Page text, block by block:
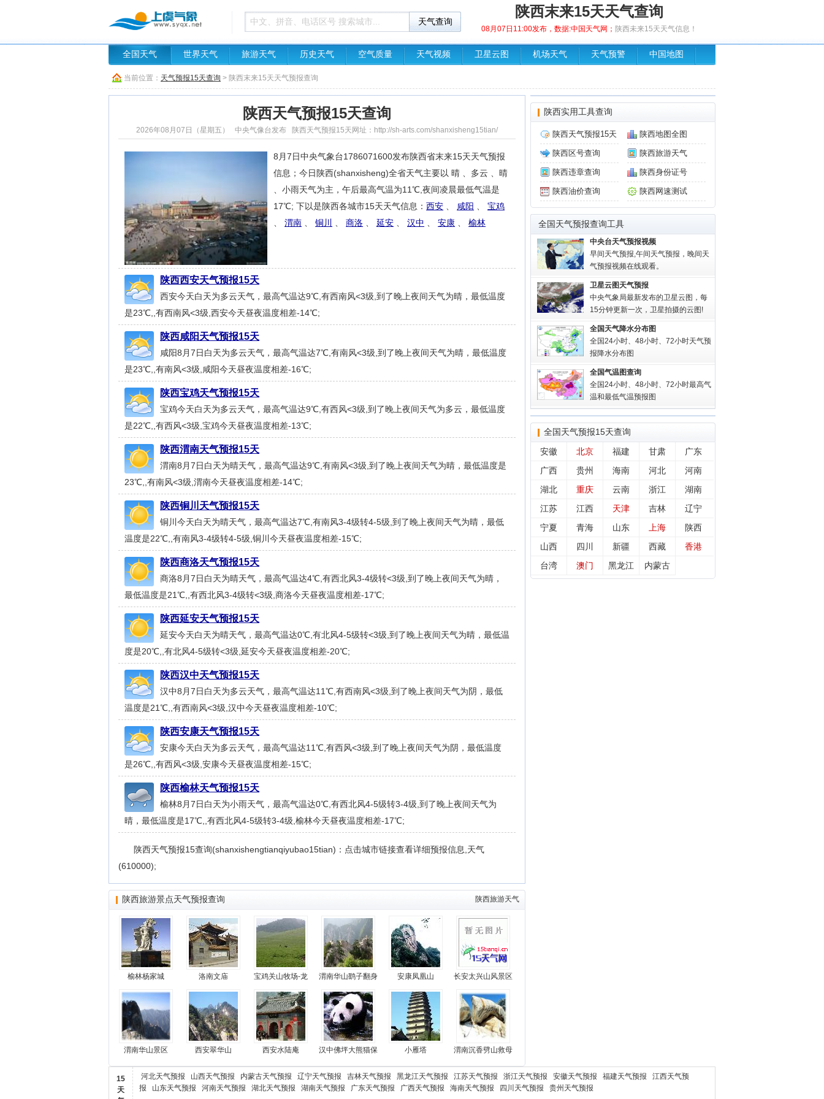
陕西末来15天天气查询
08月07日11:00发布，数据:中国天气网； 陕西未来15天天气信息！
全国天气 世界天气 旅游天气 历史天气 空气质量 天气视频 卫星云图 机场天气 天气预警 中国地图
当前位置： 天气预报15天查询 > 陕西末来15天天气预报查询
陕西天气预报15天查询
2026年08月07日（星期五） 中央气像台发布 陕西天气预报15天网址：http://sh-arts.com/shanxisheng15tian/
8月7日中央气象台1786071600发布陕西省末来15天天气预报
信息；今日陕西(shanxisheng)全省天气主要以 晴 、多云 、晴
、小雨天气为主，午后最高气温为11℃,夜间凌晨最低气温是
17℃; 下以是陕西各城市15天天气信息：西安 咸阳 、宝鸡
、渭南 、铜川 、商洛 、延安 、汉中 、安康 、榆林
陕西西安天气预报15天
西安今天白天为多云天气，最高气温达9℃,有西南风<3级,到了晚上夜间天气为晴，最低温度
是23℃,,有西南风<3级,西安今天昼夜温度相差-14℃;
陕西咸阳天气预报15天
咸阳8月7日白天为多云天气，最高气温达7℃,有南风<3级,到了晚上夜间天气为晴，最低温度
是23℃,,有南风<3级,咸阳今天昼夜温度相差-16℃;
陕西宝鸡天气预报15天
宝鸡今天白天为多云天气，最高气温达9℃,有西风<3级,到了晚上夜间天气为多云，最低温度
是22℃,,有西风<3级,宝鸡今天昼夜温度相差-13℃;
陕西渭南天气预报15天
渭南8月7日白天为晴天气，最高气温达9℃,有南风<3级,到了晚上夜间天气为晴，最低温度是
23℃,,有南风<3级,渭南今天昼夜温度相差-14℃;
陕西铜川天气预报15天
铜川今天白天为晴天气，最高气温达7℃,有南风3-4级转4-5级,到了晚上夜间天气为晴，最低
温度是22℃,,有南风3-4级转4-5级,铜川今天昼夜温度相差-15℃;
陕西商洛天气预报15天
商洛8月7日白天为晴天气，最高气温达4℃,有西北风3-4级转<3级,到了晚上夜间天气为晴，
最低温度是21℃,,有西北风3-4级转<3级,商洛今天昼夜温度相差-17℃;
陕西延安天气预报15天
延安今天白天为晴天气，最高气温达0℃,有北风4-5级转<3级,到了晚上夜间天气为晴，最低温
度是20℃,,有北风4-5级转<3级,延安今天昼夜温度相差-20℃;
陕西汉中天气预报15天
汉中8月7日白天为多云天气，最高气温达11℃,有西南风<3级,到了晚上夜间天气为阴，最低
温度是21℃,,有西南风<3级,汉中今天昼夜温度相差-10℃;
陕西安康天气预报15天
安康今天白天为多云天气，最高气温达11℃,有西风<3级,到了晚上夜间天气为阴，最低温度
是26℃,,有西风<3级,安康今天昼夜温度相差-15℃;
陕西榆林天气预报15天
榆林8月7日白天为小雨天气，最高气温达0℃,有西北风4-5级转3-4级,到了晚上夜间天气为
晴，最低温度是17℃,,有西北风4-5级转3-4级,榆林今天昼夜温度相差-17℃;
陕西天气预报15查询(shanxishengtianqiyubao15tian)：点击城市链接查看详细预报信息,天气
(610000);
陕西旅游景点天气预报查询 陕西旅游天气
榆林杨家城 洛南文庙 宝鸡关山牧场-龙 渭南华山鹞子翻身 安康凤凰山 长安太兴山风景区
渭南华山景区 西安翠华山 西安水陆庵 汉中佛坪大熊猫保 小雁塔 渭南沉香劈山救母
陕西实用工具查询
陕西天气预报15天 陕西地图全图
陕西区号查询 陕西旅游天气
陕西违章查询 陕西身份证号
陕西油价查询 陕西网速测试
全国天气预报查询工具
中央台天气预报视频
早间天气预报,午间天气预报，晚间天
气预报视频在线观看。
卫星云图天气预报
中央气象局最新发布的卫星云图，每
15分钟更新一次，卫星拍摄的云图!
全国天气降水分布图
全国24小时、48小时、72小时天气预
报降水分布图
全国气温图查询
全国24小时、48小时、72小时最高气
温和最低气温预报图
全国天气预报15天查询
安徽
北京 福建 甘肃
广东
广西
贵州 海南 河北
河南
湖北
重庆 云南 浙江
湖南
江苏
江西 天津 吉林
辽宁
宁夏
青海 山东 上海
陕西
山西
四川 新疆 西藏
香港
台湾
澳门 黑龙江 内蒙古
15
天
河北天气预报 山西天气预报 内蒙古天气预报 辽宁天气预报 吉林天气预报 黑龙江天气预报 江苏天气预报 浙江天气预报 安徽天气预报 福建天气预报
江西天气预
报
山东天气预报 河南天气预报 湖北天气预报 湖南天气预报 广东天气预报 广西天气预报 海南天气预报 四川天气预报 贵州天气预报